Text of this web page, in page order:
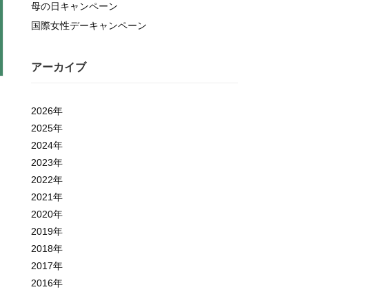
母の日キャンペーン
国際女性デーキャンペーン
アーカイブ
2026年
2025年
2024年
2023年
2022年
2021年
2020年
2019年
2018年
2017年
2016年